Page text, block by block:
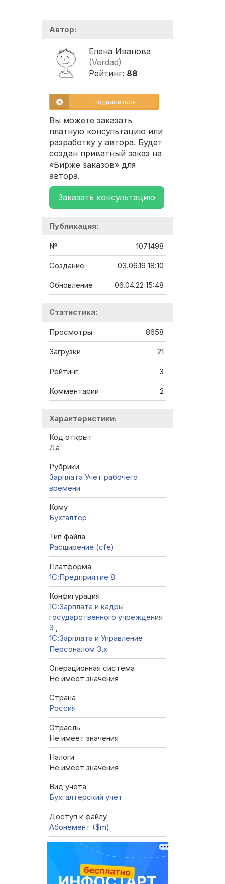
Автор:
Елена Иванова
(Verdad)
Рейтинг: 88
Подписаться
Вы можете заказать
платную консультацию или
разработку у автора. Будет
создан приватный заказ на
«Бирже заказов» для
автора.
Заказать консультацию
Публикация:
№ 1071498
Создание 03.06.19 18:10
Обновление 06.04.22 15:48
Статистика:
Просмотры 8658
Загрузки 21
Рейтинг 3
Комментарии 2
Характеристики:
Код открыт
Да
Рубрики
Зарплата Учет рабочего
времени
Кому
Бухгалтер
Тип файла
Расширение (cfe)
Платформа
1С:Предприятие 8
Конфигурация
1С:Зарплата и кадры
государственного учреждения
3 ,
1С:Зарплата и Управление
Персоналом 3.x
Операционная система
Не имеет значения
Страна
Россия
Отрасль
Не имеет значения
Налоги
Не имеет значения
Вид учета
Бухгалтерский учет
Доступ к файлу
Абонемент ($m)